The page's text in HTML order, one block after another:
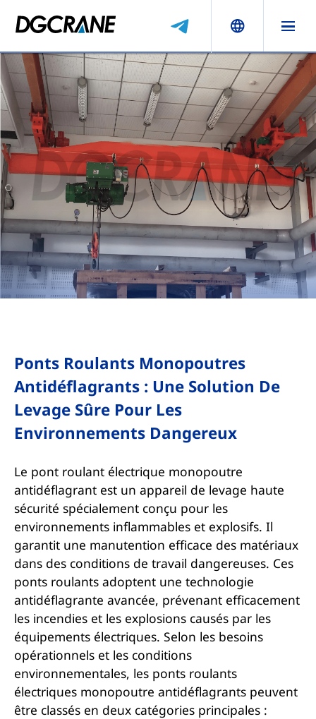
Ponts Roulants Monopoutres
Antidéflagrants : Une Solution De
Levage Sûre Pour Les
Environnements Dangereux
Le pont roulant électrique monopoutre
antidéflagrant est un appareil de levage haute
sécurité spécialement conçu pour les
environnements inflammables et explosifs. Il
garantit une manutention efficace des matériaux
dans des conditions de travail dangereuses. Ces
ponts roulants adoptent une technologie
antidéflagrante avancée, prévenant efficacement
les incendies et les explosions causés par les
équipements électriques. Selon les besoins
opérationnels et les conditions
environnementales, les ponts roulants
électriques monopoutre antidéflagrants peuvent
être classés en deux catégories principales :